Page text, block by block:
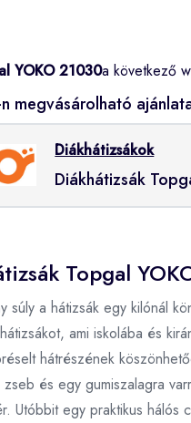
YOKO 21030a következő
megvásárolható
Diákhátizsákok
Diákhátizsák
Topgal
súly a hátizsák egy kilónál
ami iskolába és
hátrészének
és egy gumiszalagra
Utóbbit egy praktikus